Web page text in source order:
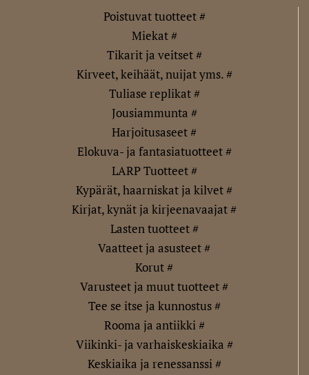
Poistuvat tuotteet #
Miekat #
Tikarit ja veitset #
Kirveet, keihäät, nuijat yms. #
Tuliase replikat #
Jousiammunta #
Harjoitusaseet #
Elokuva- ja fantasiatuotteet #
LARP Tuotteet #
Kypärät, haarniskat ja kilvet #
Kirjat, kynät ja kirjeenavaajat #
Lasten tuotteet #
Vaatteet ja asusteet #
Korut #
Varusteet ja muut tuotteet #
Tee se itse ja kunnostus #
Rooma ja antiikki #
Viikinki- ja varhaiskeskiaika #
Keskiaika ja renessanssi #